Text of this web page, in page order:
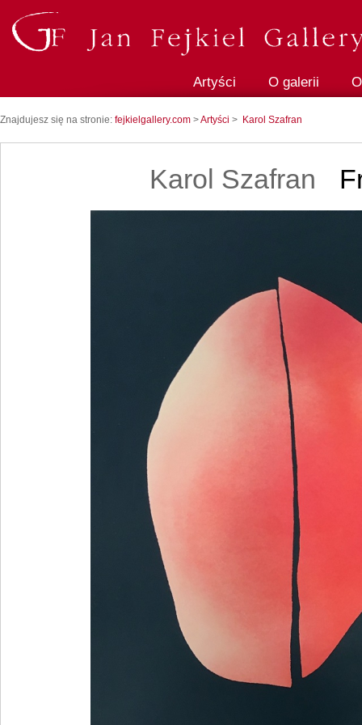
Artyści O galerii
Znajdujesz się na stronie: fejkielgallery.com >Artyści > Karol Szafran
Karol Szafran